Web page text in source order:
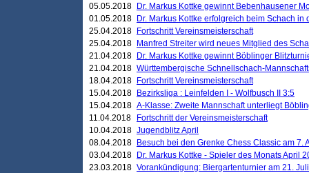
05.05.2018
Dr. Markus Kottke gewinnt Bebenhausener
01.05.2018
Dr. Markus Kottke erfolgreich beim Schach
25.04.2018
Fortschritt Vereinsmeisterschaft
25.04.2018
Manfred Streiter wird neues Mitglied des
21.04.2018
Dr. Markus Kottke gewinnt Böblinger
21.04.2018 Württembergische Schnellschach-
18.04.2018
Fortschritt Vereinsmeisterschaft
15.04.2018
Bezirksliga : Leinfelden I - Wolfbusch II 3:5
15.04.2018 A-Klasse: Zweite Mannschaft unterliegt
11.04.2018
Fortschritt der Vereinsmeisterschaft
10.04.2018 Jugendblitz April
08.04.2018
Besuch bei den Grenke Chess Classic am 7.
03.04.2018
Dr. Markus Kottke - Spieler des Monats April
23.03.2018 Vorankündigung: Biergartenturnier am 21.